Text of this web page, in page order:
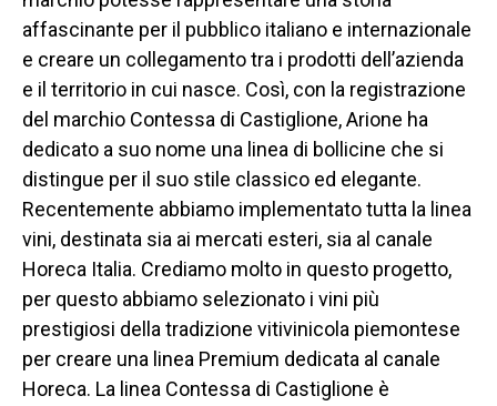
affascinante per il pubblico italiano e internazionale
e creare un collegamento tra i prodotti dell’azienda
e il territorio in cui nasce. Così, con la registrazione
del marchio Contessa di Castiglione, Arione ha
dedicato a suo nome una linea di bollicine che si
distingue per il suo stile classico ed elegante.
Recentemente abbiamo implementato tutta la linea
vini, destinata sia ai mercati esteri, sia al canale
Horeca Italia. Crediamo molto in questo progetto,
per questo abbiamo selezionato i vini più
prestigiosi della tradizione vitivinicola piemontese
per creare una linea Premium dedicata al canale
Horeca. La linea Contessa di Castiglione è